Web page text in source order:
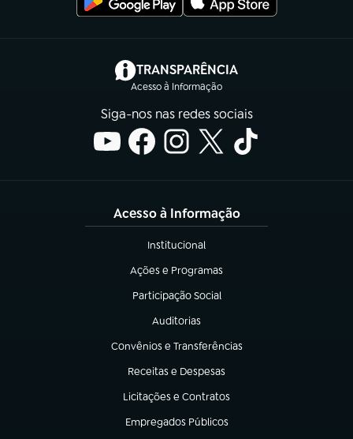
TRANSPARÊNCIA
Acesso à Informação
(abre em nova aba)
Siga-nos nas redes sociais
Acesso à Informação
Institucional
(abre em nova aba)
Ações e Programas
(abre em nova aba)
Participação Social
(abre em nova aba)
Auditorias
(abre em nova aba)
Convênios e Transferências
(abre em nova aba)
Receitas e Despesas
(abre em nova aba)
Licitações e Contratos
(abre em nova aba)
Empregados Públicos
(abre em nova aba)